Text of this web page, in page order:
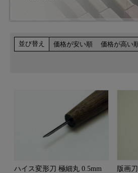
並び替え 価格が安い順 価格が高い
ハイス変形刀 極細丸 0.5mm 版画